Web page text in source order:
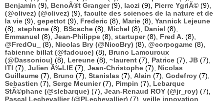
Benjamin (9), BenoÃ®t Granger(9), laozi (9), Pierre YgriÃ© (9),
(@olivez) (@olivez) (9), faculte des sciences de la nature et de
la vie (9), gepettot (9), Frederic (8), Marie (8), Yannick Lejeune
(8), stephane (8), BScache (8), Michel (8), Daniel (8),
Emmanuel (8), Jean-Philippe (8), startuper(8), Fred A. (8),
@FredOu_
(8), Nicolas Bry (@NicoBry) (8), @corpogame (8),
fabienne billat (@fadouce) (8), Bruno Lamouroux
(@Dassoniou) (8), Lereune (8), ~laurent (7), Patrice (7), JB (7),
ITI (7), Julien Ã‰LIE (7), Jean-Christophe (7), Nicolas
Guillaume (7), Bruno (7), Stanislas (7), Alain (7), Godefroy (7),
Sebastien (7), Serge Meunier(7), Pimpin (7), Lebarque
StÃ©phane (@slebarque) (7), Jean-Renaud ROY (@jr_roy) (7),
Pascal Lechevallier (@PLechevallier) (7), veille innovation